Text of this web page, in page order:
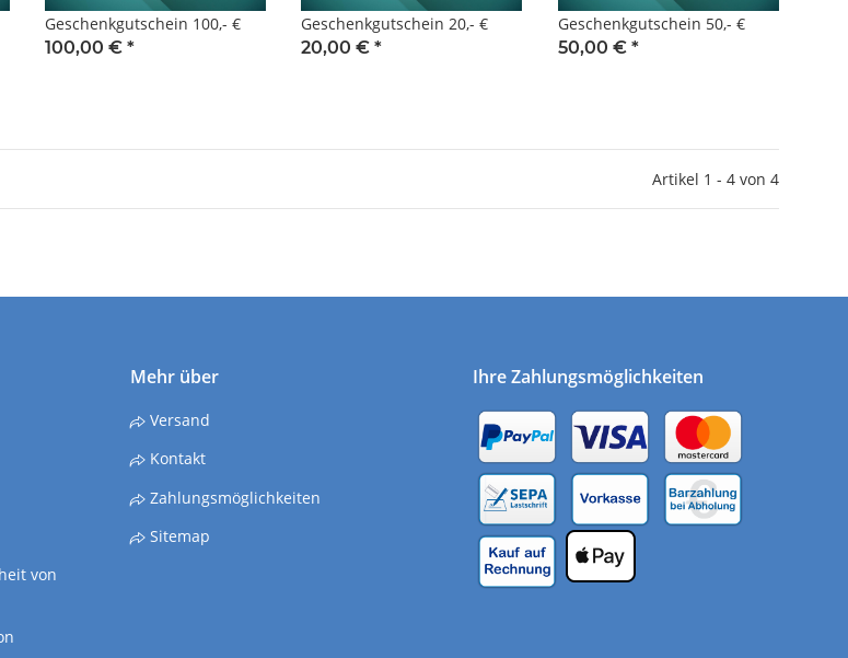
Geschenkgutschein 100,- €
100,00 € *
Geschenkgutschein 20,- €
20,00 €*
Geschenkgutschein 50,- €
50,00 € *
Artikel 1 - 4 von 4
von
Mehr über
Versand
Kontakt
Zahlungsmöglichkeiten
Sitemap
Ihre Zahlungsmöglichkeiten